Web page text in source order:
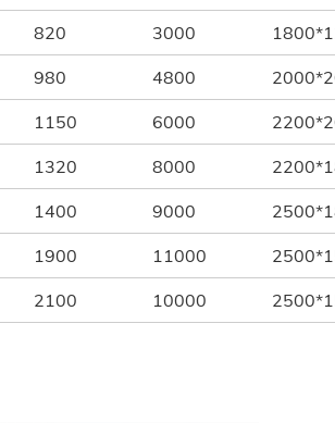
820 3000
980 4800
1150 6000
1320 8000
1400 9000
1900 11000
2100 10000